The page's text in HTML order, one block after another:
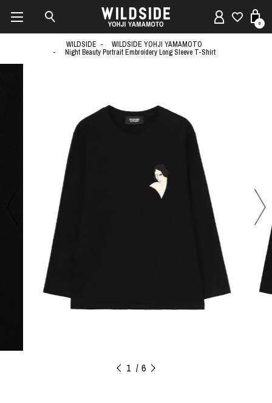
0
WILDSIDE
WILDSIDE YOHJI YAMAMOTO
Night Beauty Portrait Embroidery Long Sleeve T-Shirt
1 6